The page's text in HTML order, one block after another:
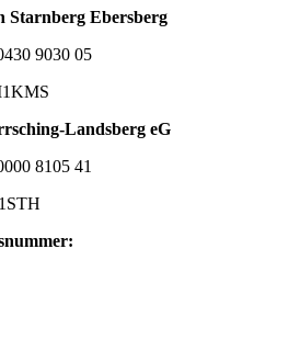
Starnberg Ebersberg
9030 05
Landsberg eG
8105 41